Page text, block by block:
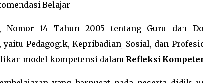
Belajar
Nomor 14 Tahun 2005 tentang Guru dan
yaitu Pedagogik, Kepribadian, Sosial, dan
model kompetensi dalam Refleksi